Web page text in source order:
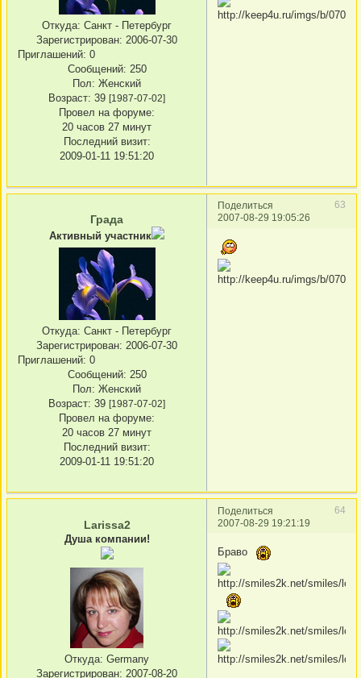
Откуда: Санкт - Петербург
Зарегистрирован: 2006-07-30
Приглашений: 0
Сообщений: 250
Пол: Женский
Возраст: 39 [1987-07-02]
Провел на форуме:
20 часов 27 минут
Последний визит:
2009-01-11 19:51:20
Поделиться
63
2007-08-29 19:05:26
Града
Активный участник
Откуда: Санкт - Петербург
Зарегистрирован: 2006-07-30
Приглашений: 0
Сообщений: 250
Пол: Женский
Возраст: 39 [1987-07-02]
Провел на форуме:
20 часов 27 минут
Последний визит:
2009-01-11 19:51:20
Поделиться
64
2007-08-29 19:21:19
Larissa2
Душа компании!
Откуда: Germany
Зарегистрирован: 2007-08-20
Браво